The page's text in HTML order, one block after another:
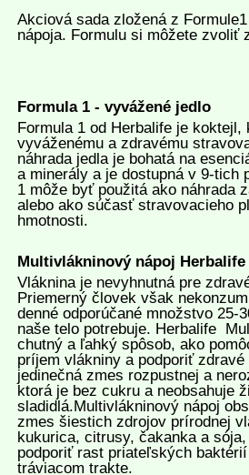
Akciová sada zložená z
nápoja. Formulu si môžete
Formula 1 - vyvážené jedlo
Formula 1 od Herbalife je
vyváženému a zdravému
náhrada jedla je bohatá na
a minerály a je dostupná v 9-tich
1 môže byť použitá ako náhrada
alebo ako súčasť stravovacieho
hmotnosti.
Multivlákninový nápoj Herbalife
Vláknina je nevyhnutná pre
Priemerný človek však
denné odporúčané množstvo 25-
naše telo potrebuje. Herbalife
chutný a ľahký spôsob, ako
príjem vlákniny a podporiť
jedinečná zmes rozpustnej a
ktorá je bez cukru a neobsahuje
sladidlá.Multivlákninový nápoj
zmes šiestich zdrojov prírodnej
kukurica, citrusy, čakanka a
podporiť rast priateľských
tráviacom trakte.